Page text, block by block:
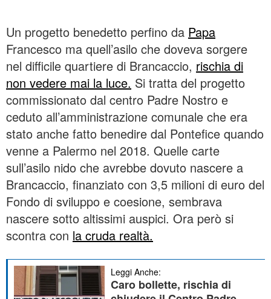
Un progetto benedetto perfino da Papa
Francesco ma quell’asilo che doveva sorgere
nel difficile quartiere di Brancaccio, rischia di
non vedere mai la luce. Si tratta del progetto
commissionato dal centro Padre Nostro e
ceduto all’amministrazione comunale che era
stato anche fatto benedire dal Pontefice quando
venne a Palermo nel 2018. Quelle carte
sull’asilo nido che avrebbe dovuto nascere a
Brancaccio, finanziato con 3,5 milioni di euro del
Fondo di sviluppo e coesione, sembrava
nascere sotto altissimi auspici. Ora però si
scontra con la cruda realtà.
Leggi Anche:
Caro bollette, rischia di